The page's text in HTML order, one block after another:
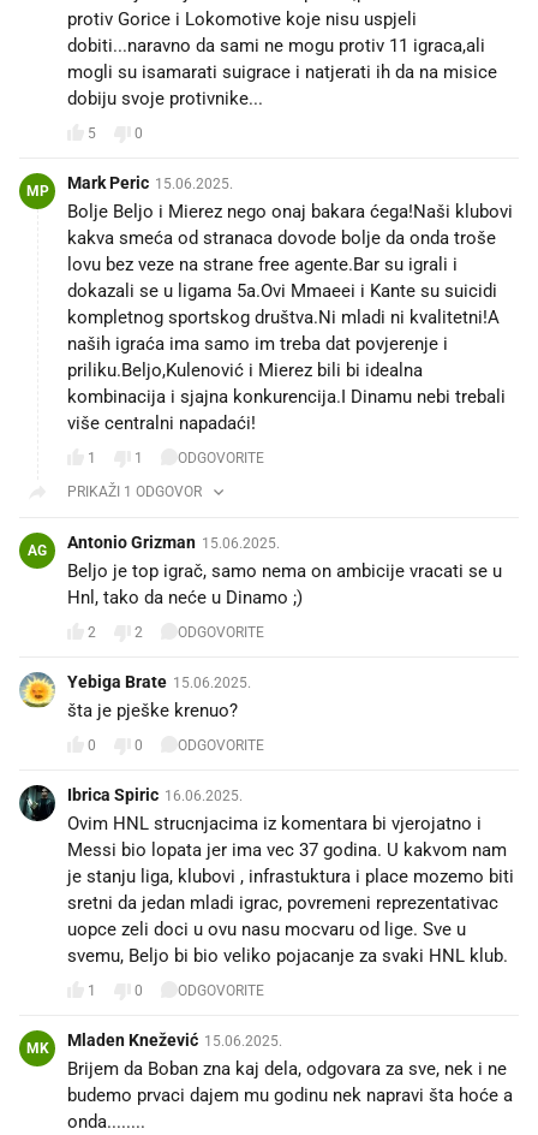
protiv Gorice i Lokomotive koje nisu uspjeli
dobiti...naravno da sami ne mogu protiv 11 igraca,ali
mogli su isamarati suigrace i natjerati ih da na misice
dobiju svoje protivnike...
5 0
MP Mark Peric 15.06.2025.
Bolje Beljo i Mierez nego onaj bakara ćega!Naši klubovi
kakva smeća od stranaca dovode bolje da onda troše
lovu bez veze na strane free agente.Bar su igrali i
dokazali se u ligama 5a.Ovi Mmaeei i Kante su suicidi
kompletnog sportskog društva.Ni mladi ni kvalitetni!A
naših igraća ima samo im treba dat povjerenje i
priliku.Beljo,Kulenović i Mierez bili bi idealna
kombinacija i sjajna konkurencija.I Dinamu nebi trebali
više centralni napadaći!
1 1
ODGOVORITE
PRIKAŽI 1 ODGOVOR
AG Antonio Grizman 15.06.2025.
Beljo je top igrač, samo nema on ambicije vracati se u
Hnl, tako da neće u Dinamo ;)
2 2 ODGOVORITE
Yebiga Brate 15.06.2025.
šta je pješke krenuo?
0 0 ODGOVORITE
Ibrica Spiric 16.06.2025.
Ovim HNL strucnjacima iz komentara bi vjerojatno i
Messi bio lopata jer ima vec 37 godina. U kakvom nam
je stanju liga, klubovi , infrastuktura i place mozemo biti
sretni da jedan mladi igrac, povremeni reprezentativac
uopce zeli doci u ovu nasu mocvaru od lige. Sve u
svemu, Beljo bi bio veliko pojacanje za svaki HNL klub.
1 0 ODGOVORITE
MK Mladen Knežević 15.06.2025.
Brijem da Boban zna kaj dela, odgovara za sve, nek i ne
budemo prvaci dajem mu godinu nek napravi šta hoće a
onda........